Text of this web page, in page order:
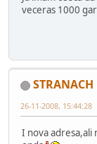
veceras 1000
STRANACH
26-11-2008, 15:44:28
I nova adresa,ali